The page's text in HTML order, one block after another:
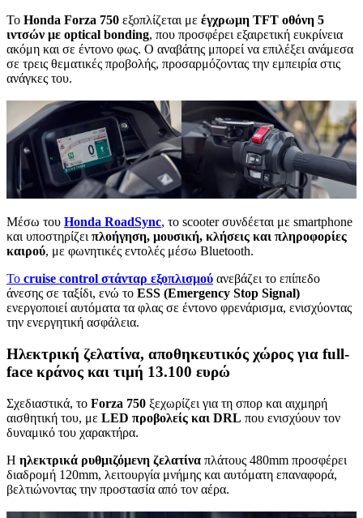
Το Honda Forza 750 εξοπλίζεται με έγχρωμη TFT οθόνη 5
ιντσών με optical bonding, που προσφέρει εξαιρετική ευκρίνεια
ακόμη και σε έντονο φως. Ο αναβάτης μπορεί να επιλέξει ανάμεσα
σε τρεις θεματικές προβολής, προσαρμόζοντας την εμπειρία στις
ανάγκες του.
Μέσω του Honda RoadSync, το scooter συνδέεται με smartphone
και υποστηρίζει πλοήγηση, μουσική, κλήσεις και πληροφορίες
καιρού, με φωνητικές εντολές μέσω Bluetooth.
Το cruise control στάνταρ εξοπλισμού ανεβάζει το επίπεδο
άνεσης σε ταξίδι, ενώ το ESS (Emergency Stop Signal)
ενεργοποιεί αυτόματα τα φλας σε έντονο φρενάρισμα, ενισχύοντας
την ενεργητική ασφάλεια.
Ηλεκτρική ζελατίνα, αποθηκευτικός χώρος για full-
face κράνος και τιμή 13.100 ευρώ
Σχεδιαστικά, το Forza 750 ξεχωρίζει για τη σπορ και αιχμηρή
αισθητική του, με LED προβολείς και DRL που ενισχύουν τον
δυναμικό του χαρακτήρα.
Η ηλεκτρικά ρυθμιζόμενη ζελατίνα πλάτους 480mm προσφέρει
διαδρομή 120mm, λειτουργία μνήμης και αυτόματη επαναφορά,
βελτιώνοντας την προστασία από τον αέρα.